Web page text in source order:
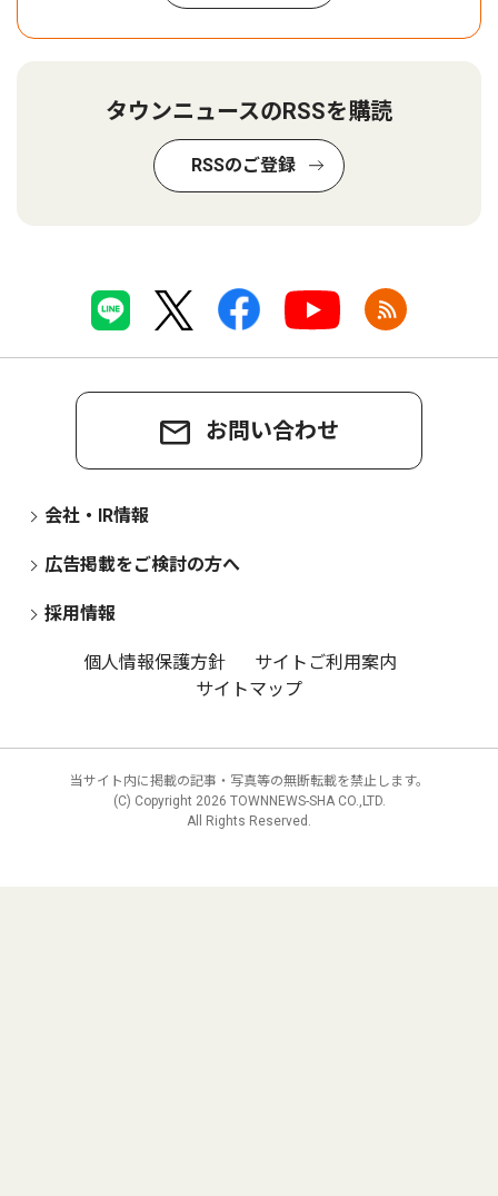
タウンニュースのRSSを購読
RSSのご登録
お問い合わせ
会社・IR情報
広告掲載をご検討の方へ
採用情報
個人情報保護方針
サイトご利用案内
サイトマップ
当サイト内に掲載の記事・写真等の無断転載を禁止します。
(C) Copyright 2026 TOWNNEWS-SHA CO.,LTD.
All Rights Reserved.